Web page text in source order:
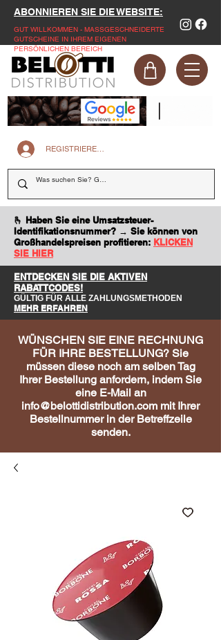
ABONNIEREN SIE DIE WEBSITE:
GUT WILLKOMMEN - MASSGESCHNEIDERTE
GUTSCHEINE IN IHREM EIGENEN
PERSÖNLICHEN BEREICH
REGISTRIEREN SIE SICH AUF DER WEBSITE
🫰 Haben Sie eine Umsatzsteuer-
Identifikationsnummer? → Sie können von
Großhandelspreisen profitieren: KLICKEN
SIE HIER
ENTDECKEN SIE DIE AKTIVEN
RABATTCODES!
GÜLTIG FÜR ALLE ZAHLUNGSMETHODEN
MEHR ERFAHREN
WÜNSCHEN SIE EINE RECHNUNG
FÜR IHRE BESTELLUNG? Sie
müssen diese noch am selben Tag
Ihrer Bestellung anfordern, indem Sie
eine E-Mail an
info@belottidistribution.com mit Ihrer
Bestellnummer in der Betreffzeile
senden.